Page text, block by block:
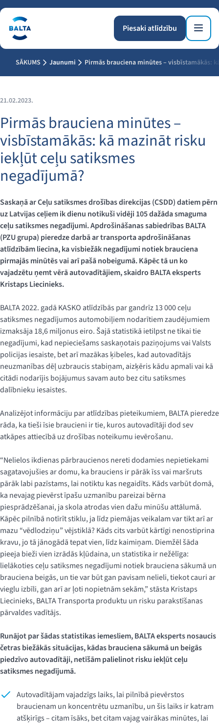
Piesaki atlīdzību
SĀKUMS Jaunumi Pirmās brauciena minūtes – visbīstamākās:
21.02.2023.
Pirmās brauciena minūtes –
visbīstamākās: kā mazināt risku
iekļūt ceļu satiksmes
negadījumā?
Saskaņā ar Ceļu satiksmes drošības direkcijas (CSDD) datiem pērn
uz Latvijas ceļiem ik dienu notikuši vidēji 105 dažāda smaguma
ceļu satiksmes negadījumi. Apdrošināšanas sabiedrības BALTA
(PZU grupa) pieredze darbā ar transporta apdrošināšanas
atlīdzībām liecina, ka visbiežāk negadījumi notiek brauciena
pirmajās minūtēs vai arī pašā nobeigumā. Kāpēc tā un ko
vajadzētu ņemt vērā autovadītājiem, skaidro BALTA eksperts
Kristaps Liecinieks.
BALTA 2022. gadā KASKO atlīdzībās par gandrīz 13 000 ceļu
satiksmes negadījumos automobiļiem nodarītiem zaudējumiem
izmaksāja 18,6 miljonus eiro. Šajā statistikā ietilpst ne tikai tie
negadījumi, kad nepieciešams saskaņotais paziņojums vai Valsts
policijas iesaiste, bet arī mazākas ķibeles, kad autovadītājs
neuzmanības dēļ uzbraucis stabiņam, aizķēris kādu apmali vai kā
citādi nodarījis bojājumus savam auto bez citu satiksmes
dalībnieku iesaistes.
Analizējot informāciju par atlīdzības pieteikumiem, BALTA pieredze
rāda, ka tieši īsie braucieni ir tie, kuros autovadītāji dod sev
atkāpes attiecībā uz drošības noteikumu ievērošanu.
“Nelielos ikdienas pārbraucienos nereti dodamies nepietiekami
sagatavojušies ar domu, ka brauciens ir pārāk īss vai maršruts
pārāk labi pazīstams, lai notiktu kas negaidīts. Kāds varbūt domā,
ka nevajag pievērst īpašu uzmanību pareizai bērna
piesprādzēšanai, ja skola atrodas vien dažu minūšu attālumā.
Kāpēc pilnībā notīrīt stiklu, ja līdz piemājas veikalam var tikt arī ar
mazu “vēdlodziņu” vējstiklā? Kāds cits varbūt kārtīgi nenostiprina
kravu, jo tā jānogādā tepat vien, līdz kaimiņam. Diemžēl šāda
pieeja bieži vien izrādās kļūdaina, un statistika ir nežēlīga:
lielākoties ceļu satiksmes negadījumi notiek brauciena sākumā un
brauciena beigās, un tie var būt gan pavisam nelieli, tiekot cauri ar
vieglu izbīli, gan arī ar ļoti nopietnām sekām,” stāsta Kristaps
Liecinieks, BALTA Transporta produktu un risku parakstīšanas
pārvaldes vadītājs.
Runājot par šādas statistikas iemesliem, BALTA eksperts nosaucis
četras biežākās situācijas, kādas brauciena sākumā un beigās
piedzīvo autovadītāji, netīšām palielinot risku iekļūt ceļu
satiksmes negadījumā.
Autovadītājam vajadzīgs laiks, lai pilnībā pievērstos
braucienam un koncentrētu uzmanību, un šis laiks ir katram
atšķirīgs – citam īsāks, bet citam vajag vairākas minūtes, lai